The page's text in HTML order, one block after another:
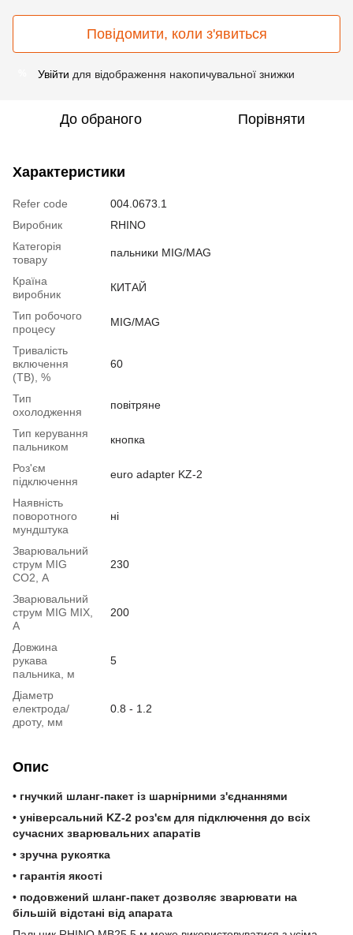
Повідомити, коли з'явиться
Увійти для відображення накопичувальної знижки
До обраного Порівняти
Характеристики
Refer code
004.0673.1
Виробник
RHINO
Категорія
товару
пальники MIG/MAG
Країна
виробник
КИТАЙ
Тип робочого
процесу
MIG/MAG
Тривалість
включення
(ТВ), %
60
Тип
охолодження
повітряне
Тип керування
пальником
кнопка
Роз'єм
підключення
euro adapter KZ-2
Наявність
поворотного
мундштука
ні
Зварювальний
струм MIG
СО2, А
230
Зварювальний
струм MIG MIX,
А
200
Довжина
рукава
пальника, м
5
Діаметр
електрода/
дроту, мм
0.8 - 1.2
Опис
• гнучкий шланг-пакет із шарнірними з'єднаннями
• універсальний KZ-2 роз'єм для підключення до всіх
сучасних зварювальних апаратів
• зручна рукоятка
• гарантія якості
• подовжений шланг-пакет дозволяє зварювати на
більшій відстані від апарата